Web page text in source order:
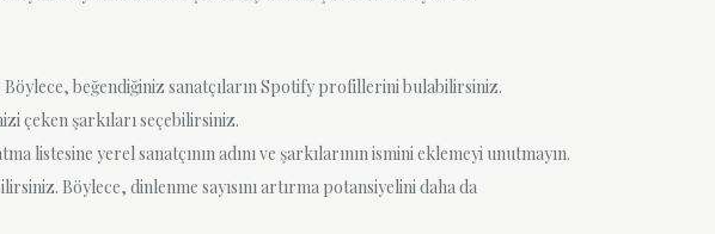
beğendiğiniz sanatçıların Spotify profillerini bulabilirsiniz.
çeken şarkıları seçebilirsiniz.
yerel sanatçının adını ve şarkılarının ismini eklemeyi unutmayın.
Böylece, dinlenme sayısını artırma potansiyelini daha da